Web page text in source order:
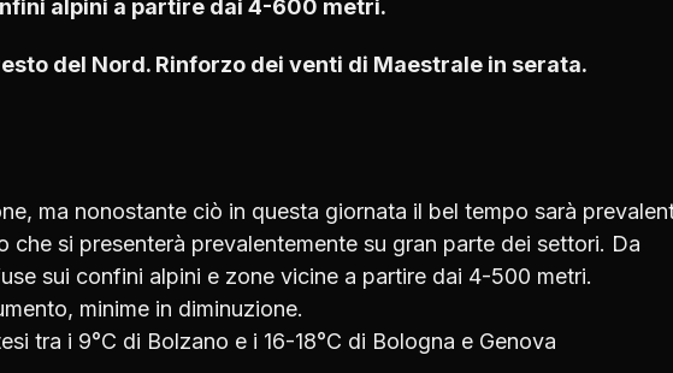
alpini a partire dai 4-600 metri.
del Nord. Rinforzo dei venti di Maestrale in serata.
ma nonostante ciò in questa giornata il bel tempo sarà
che si presenterà prevalentemente su gran parte dei settori. Da
sui confini alpini e zone vicine a partire dai 4-500 metri.
minime in diminuzione.
tra i 9°C di Bolzano e i 16-18°C di Bologna e Genova